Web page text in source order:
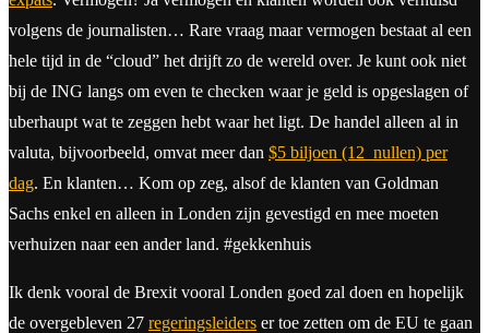
volgens de journalisten… Rare vraag maar vermogen bestaat al een
hele tijd in de “cloud” het drijft zo de wereld over. Je kunt ook niet
bij de ING langs om even te checken waar je geld is opgeslagen of
uberhaupt wat te zeggen hebt waar het ligt. De handel alleen al in
valuta, bijvoorbeeld, omvat meer dan $5 biljoen (12 nullen) per
dag. En klanten… Kom op zeg, alsof de klanten van Goldman
Sachs enkel en alleen in Londen zijn gevestigd en mee moeten
verhuizen naar een ander land. #gekkenhuis
Ik denk vooral de Brexit vooral Londen goed zal doen en hopelijk
de overgebleven 27 regeringsleiders er toe zetten om de EU te gaan